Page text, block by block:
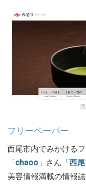
フリーペーパー
西尾市内でみかける
「chaoo 」さん「西
美容情報満載の情報